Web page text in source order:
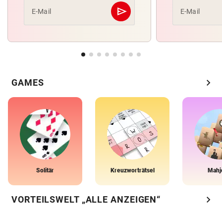
E-Mail send
Abschicken E-Mail
GAMES chevron_right
Solitär Kreuzworträtsel
VORTEILSWELT „ALLE ANZEIGEN“ chevron_right